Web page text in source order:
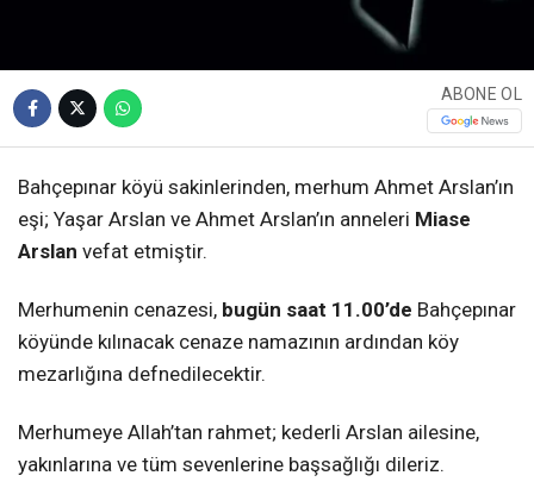
ABONE OL
Bahçepınar köyü sakinlerinden, merhum Ahmet Arslan’ın
eşi; Yaşar Arslan ve Ahmet Arslan’ın anneleri Miase
Arslan vefat etmiştir.
Merhumenin cenazesi, bugün saat 11.00’de Bahçepınar
köyünde kılınacak cenaze namazının ardından köy
mezarlığına defnedilecektir.
Merhumeye Allah’tan rahmet; kederli Arslan ailesine,
yakınlarına ve tüm sevenlerine başsağlığı dileriz.